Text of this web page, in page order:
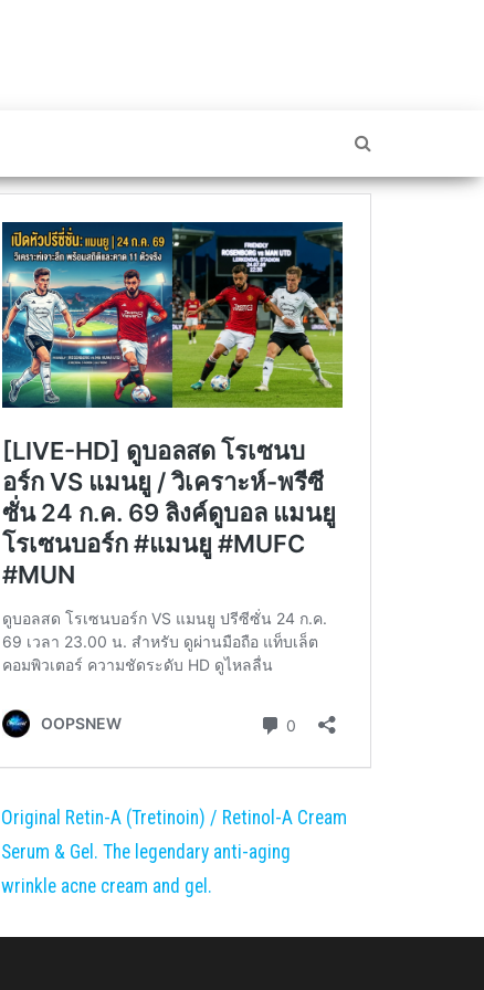
Original Retin-A (Tretinoin) / Retinol-A Cream
Serum & Gel. The legendary anti-aging
wrinkle acne cream and gel.